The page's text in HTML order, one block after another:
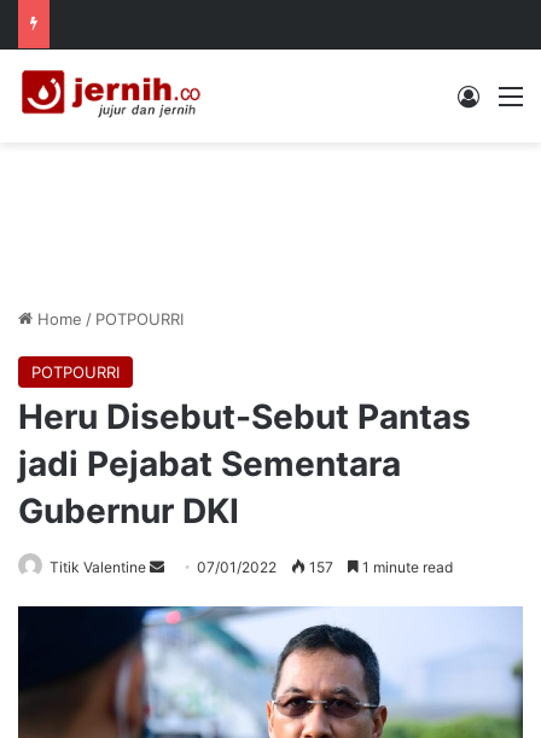
Log In
Home / POTPOURRI
POTPOURRI
Heru Disebut-Sebut Pantas
jadi Pejabat Sementara
Gubernur DKI
Titik Valentine
Send
email
07/01/2022 157 1 minute read